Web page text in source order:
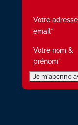
Votre adresse
email*
Votre nom &
prénom*